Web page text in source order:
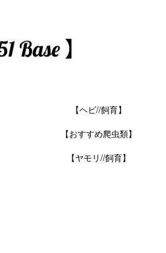
【ヘビ//飼育】
【おすすめ爬虫類】
【ヤモリ//飼育】